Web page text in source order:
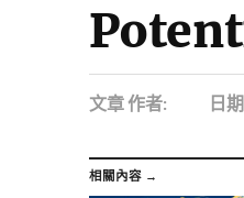
文章作者: 日
相關內容 →